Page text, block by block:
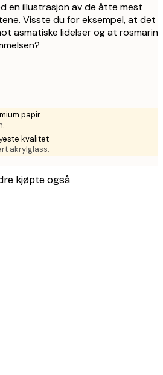
en illustrasjon av de åtte mest
Visste du for eksempel, at det
asmatiske lidelser og at rosmarin
papir
kvalitet
akrylglass.
kjøpte også